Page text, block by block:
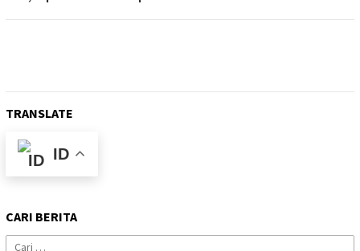
TRANSLATE
ID
CARI BERITA
Cari